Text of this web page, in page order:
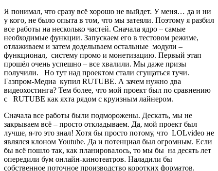
Я понимал, что сразу всё хорошо не выйдет. У меня… да и ни
у кого, не было опыта в том, что мы затеяли. Поэтому я разбил
все работы на несколько частей. Сначала ядро – самые
необходимые функции. Запускаем его в тестовом режиме,
отлаживаем и затем доделываем остальные модули –
функционал, систему промо и монетизацию. Первый этап
прошёл очень успешно – все хвалили. Мы даже призы
получили. Но тут над проектом стали сгущаться тучи.
Газпром-Медиа купил RUTUBE. А зачем нужно два
видеохостинга? Тем более, что мой проект был по сравнению
с RUTUBE как яхта рядом с круизным лайнером.
Сначала все работы были подморожены. Дескать, мы не
закрываем всё – просто откладываем. Да, мой проект был
лучше, я-то это знал! Хотя бы просто потому, что LOLvideo не
являлся клоном Youtube. Да и потенциал был огромным. Если
бы всё пошло так, как планировалось, то мы бы на десять лет
опередили бум онлайн-кинотеатров. Наладили бы
собственное поточное производство коротких форматов.